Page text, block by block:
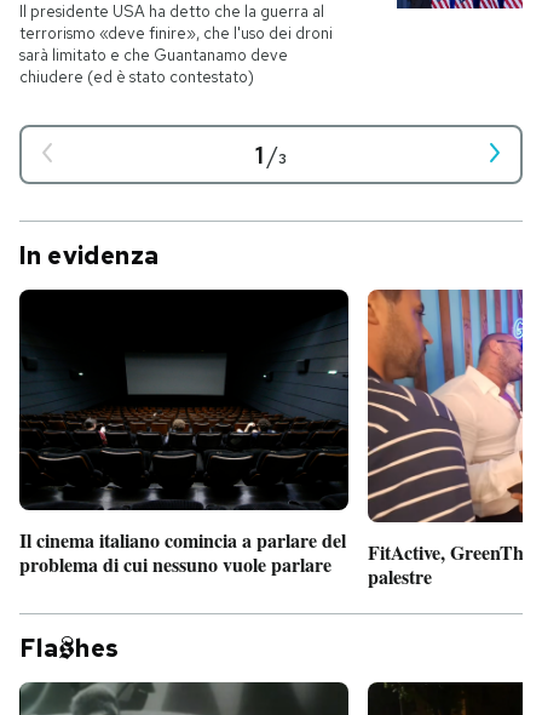
Il presidente USA ha detto che la guerra al
terrorismo «deve finire», che l'uso dei droni
sarà limitato e che Guantanamo deve
chiudere (ed è stato contestato)
1/3
In evidenza
Il cinema italiano comincia a parlare del
problema di cui nessuno vuole parlare
FitActive,
palestre
Fla hes